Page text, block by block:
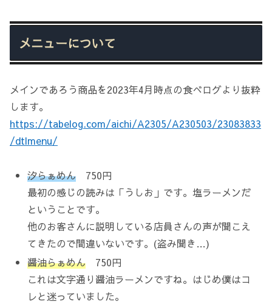
メニューについて
メインであろう商品を2023年4月時点の食べログより抜粋
します。
https://tabelog.com/aichi/A2305/A230503/23083833
/dtlmenu/
汐らぁめん 750円
最初の感じの読みは「うしお」です。塩ラーメンだ
ということです。
他のお客さんに説明している店員さんの声が聞こえ
てきたので間違いないです。(盗み聞き…)
醤油らぁめん 750円
これは文字通り醤油ラーメンですね。はじめ僕はコ
レと迷っていました。